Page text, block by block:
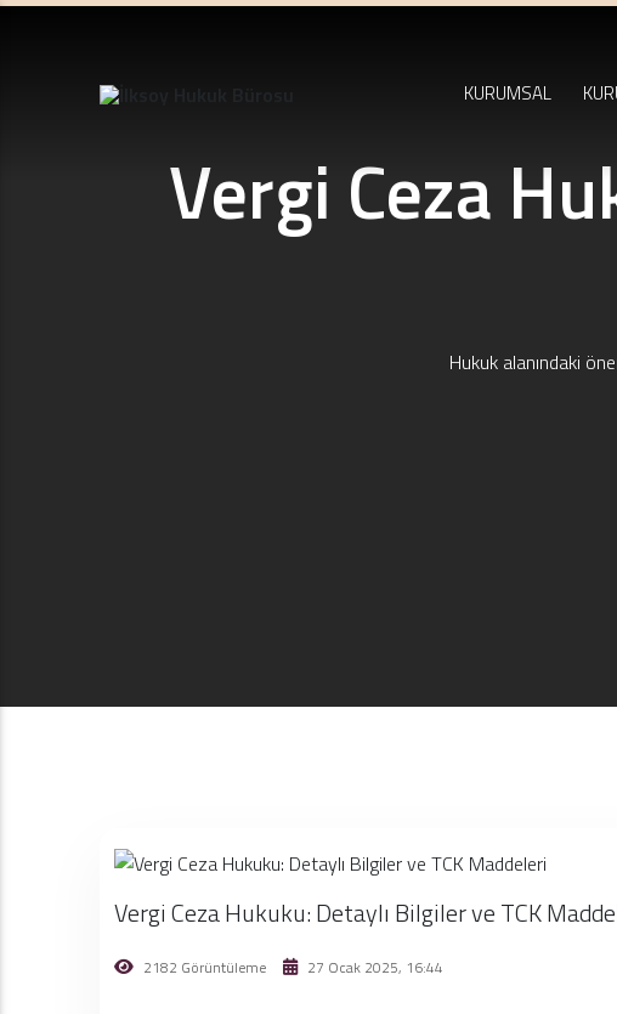
KURUMSAL
Vergi Ceza
Hukuk alanındaki
Vergi Ceza Hukuku: Detaylı Bilgiler ve TCK
2182 Görüntüleme 27 Ocak 2025, 16:44